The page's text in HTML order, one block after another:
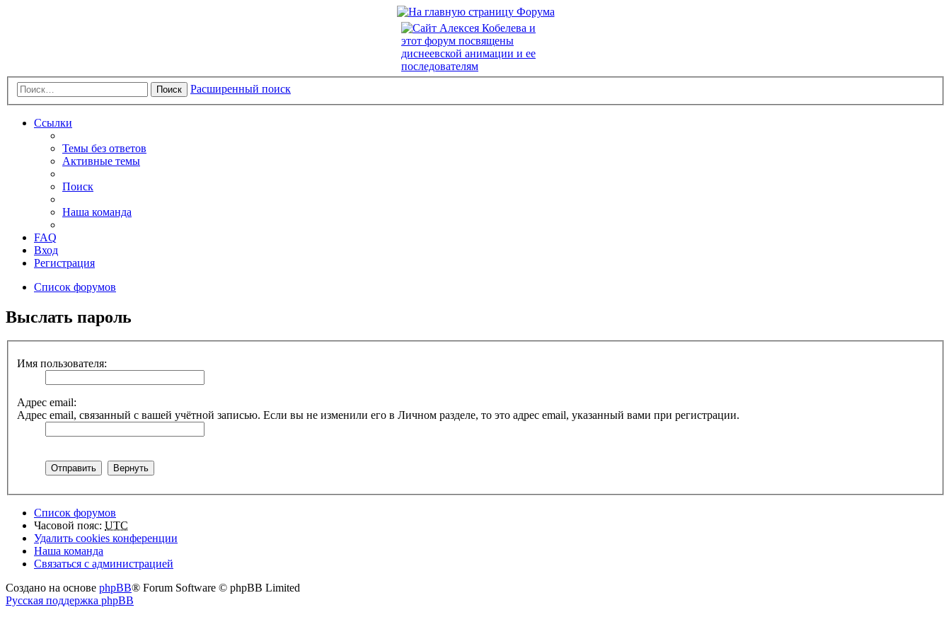
Поиск Расширенный поиск
Ссылки
Темы без ответов
Активные темы
Поиск
Наша команда
FAQ
Вход
Регистрация
Список форумов
Выслать пароль
Имя пользователя:
Адрес email:
Адрес email, связанный с вашей учётной записью. Если вы не изменили его в Личном разделе, то это адрес email, указанный вами при регистрации.
Список форумов
Часовой пояс: UTC
Удалить cookies конференции
Наша команда
Связаться с администрацией
Создано на основе phpBB® Forum Software © phpBB Limited
Русская поддержка phpBB